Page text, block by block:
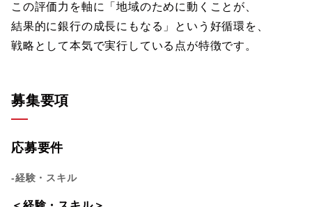
この評価力を軸に「地域のために動くことが、
結果的に銀行の成長にもなる」という好循環を、
戦略として本気で実行している点が特徴です。
募集要項
応募要件
-経験・スキル